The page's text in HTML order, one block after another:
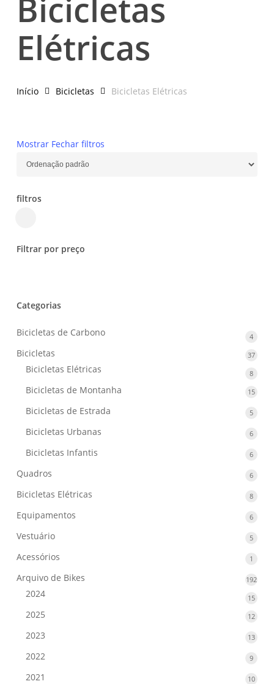
Bicicletas
Elétricas
Início Bicicletas Bicicletas Elétricas
Mostrar Fechar filtros
filtros
Filtrar por preço
Categorias
Bicicletas de Carbono 44
Bicicletas 3737
Bicicletas Elétricas 88
Bicicletas de Montanha 1515
Bicicletas de Estrada 55
Bicicletas Urbanas 66
Bicicletas Infantis 66
Quadros 66
Bicicletas Elétricas 88
Equipamentos 66
Vestuário 55
Acessórios 1
Arquivo de Bikes 192192
2024 1515
2025 1212
2023 1313
2022 99
2021 1010